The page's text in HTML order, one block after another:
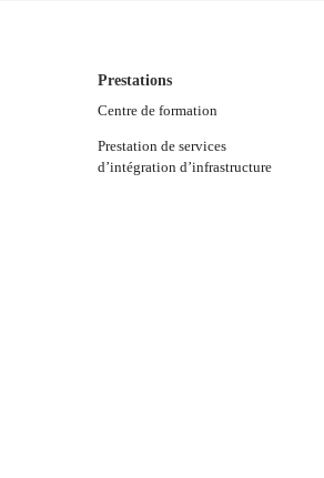
Prestations
Centre de formation
Prestation de services
d’intégration d’infrastructure